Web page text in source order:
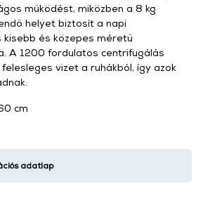
működést, miközben a 8 kg
helyet biztosít a napi
kisebb és közepes méretű
A 1200 fordulatos centrifugálás
vizet a ruhákból, így azok
cm
adatlap